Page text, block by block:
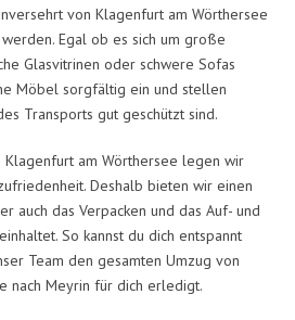
von Klagenfurt am Wörthersee
Egal ob es sich um große
Glasvitrinen oder schwere Sofas
Möbel sorgfältig ein und stellen
Transports gut geschützt sind.
Klagenfurt am Wörthersee legen wir
Deshalb bieten wir einen
auch das Verpacken und das Auf- und
So kannst du dich entspannt
Team den gesamten Umzug von
nach Meyrin für dich erledigt.